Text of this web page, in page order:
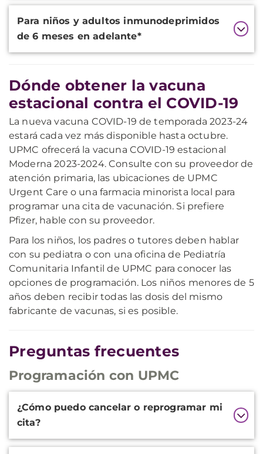
Para niños y adultos inmunodeprimidos
de 6 meses en adelante*
Dónde obtener la vacuna
estacional contra el COVID-19
La nueva vacuna COVID-19 de temporada 2023-24
estará cada vez más disponible hasta octubre.
UPMC ofrecerá la vacuna COVID-19 estacional
Moderna 2023-2024. Consulte con su proveedor de
atención primaria, las ubicaciones de UPMC
Urgent Care o una farmacia minorista local para
programar una cita de vacunación. Si prefiere
Pfizer, hable con su proveedor.
Para los niños, los padres o tutores deben hablar
con su pediatra o con una oficina de Pediatría
Comunitaria Infantil de UPMC para conocer las
opciones de programación. Los niños menores de 5
años deben recibir todas las dosis del mismo
fabricante de vacunas, si es posible.
Preguntas frecuentes
Programación con UPMC
Information
¿Cómo puedo cancelar o reprogramar mi
cita?